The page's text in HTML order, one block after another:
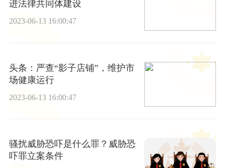
进法律共同体建设
2023-06-13 16:00:47
头条：严查“影子店铺”，维护市
场健康运行
2023-06-13 16:00:47
骚扰威胁恐吓是什么罪？威胁恐
吓罪立案条件